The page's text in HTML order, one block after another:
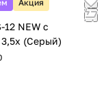
Акция
12 NEW с
(Серый)